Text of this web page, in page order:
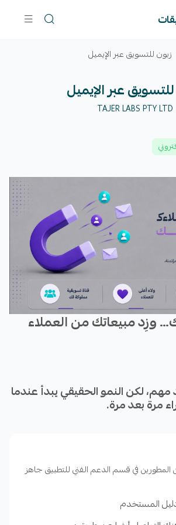
زبون للتسويق عبر الإيميل
عبر الإيميل
TAJER LABS PTY LTD
وزِد مبيعاتك من العملاء
لكن النمو الحقيقي يبدأ عندما
مرة بعد مرة.
على بناء علاقة مستمرة مع
تكرار الشراء، من خلال حملات
ونشرات بريدية مخصصة،
إلى شرائح بحسب سلوكهم
الشرائية.
في قسم الدعم الفني للتطبيق جاهز
المستخدم